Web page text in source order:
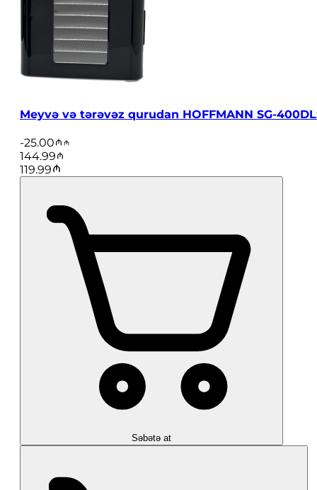
Meyvə və tərəvəz qurudan HOFFMANN SG-
-25.00
144.99
119.99
Səbətə at